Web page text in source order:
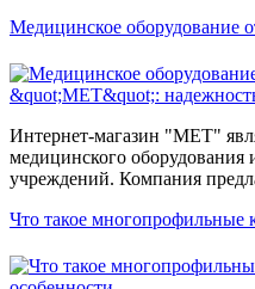
Медицинское оборудование
Интернет-магазин "МЕТ"
медицинского
учреждений. Компания
Что такое